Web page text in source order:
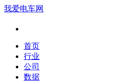
我爱电车网
首页
行业
公司
数据